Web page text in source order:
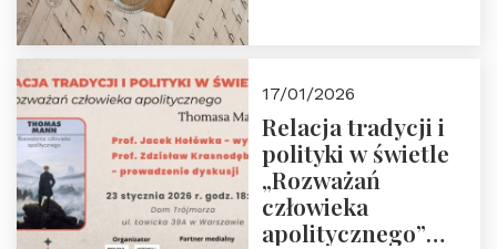
17/01/2026
Relacja tradycji i
polityki w świetle
„Rozważań
człowieka
apolitycznego”